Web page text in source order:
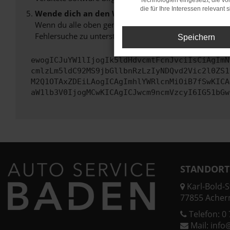
Wende dich an den Webseitenbetreiber.
Wenn du alle oben genannten Schritte versucht hast,
Fehlersuche zu unterstützen:
Karl-Bold-
77855
Telefon: 0
Mail:
die für Ihre Interessen relevant
Speichern